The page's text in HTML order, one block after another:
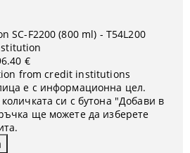
SC-F2200 (800 ml) - T54L200
€
from credit institutions
е с информационна цел.
си с бутона "Добави в
ще можете да изберете